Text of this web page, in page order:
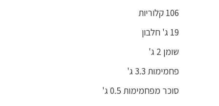
106 קלוריות
19 ג' חלבון
שומן 2 ג'
פחמימות 3.3 ג'
סוכר מפחמימות 0.5 ג'